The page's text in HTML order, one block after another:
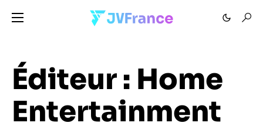
Éditeur : Home
Entertainment